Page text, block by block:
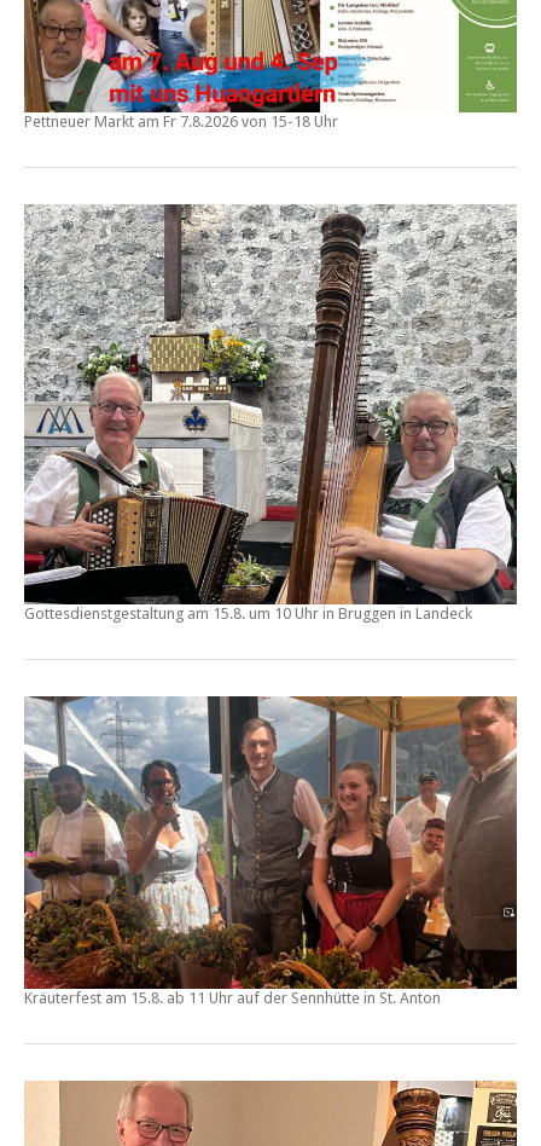
Pettneuer Markt am Fr 7.8.2026 von 15-18 Uhr
Gottesdienstgestaltung am 15.8. um 10 Uhr in Bruggen in Landeck
Kräuterfest am 15.8. ab 11 Uhr auf der Sennhütte in St. Anton